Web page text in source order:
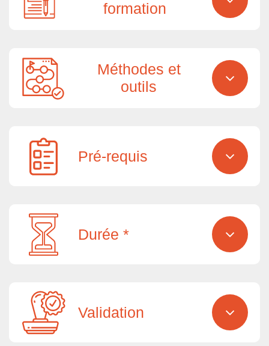
formation
Méthodes et
outils
Pré-requis
Durée *
Validation